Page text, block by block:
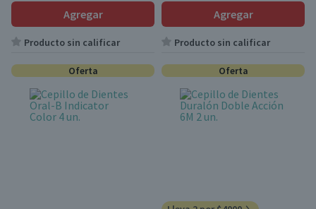
Agregar
Producto sin calificar
Agregar
Producto sin calificar
Oferta Oferta